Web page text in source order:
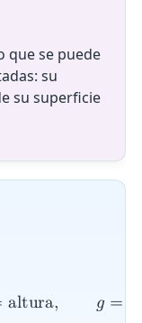
que se puede
su
su superficie
altura, 𝑔 =